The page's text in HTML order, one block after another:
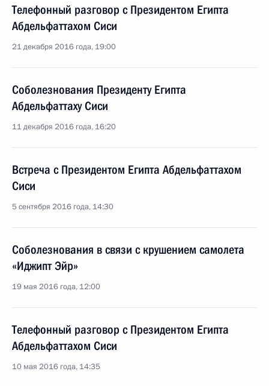
Телефонный разговор с Президентом Египта
Абдельфаттахом Сиси
21 декабря 2016 года, 19:00
Соболезнования Президенту Египта
Абдельфаттаху Сиси
11 декабря 2016 года, 16:20
Встреча с Президентом Египта Абдельфаттахом
Сиси
5 сентября 2016 года, 14:30
Соболезнования в связи с крушением самолета
«Иджипт Эйр»
19 мая 2016 года, 12:00
Телефонный разговор с Президентом Египта
Абдельфаттахом Сиси
10 мая 2016 года, 14:35